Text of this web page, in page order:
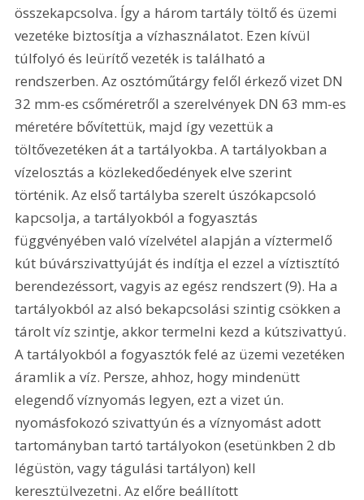
összekapcsolva. Így a három tartály töltő és üzemi
vezetéke biztosítja a vízhasználatot. Ezen kívül
túlfolyó és leürítő vezeték is található a
rendszerben. Az osztóműtárgy felől érkező vizet DN
32 mm-es csőméretről a szerelvények DN 63 mm-es
méretére bővítettük, majd így vezettük a
töltővezetéken át a tartályokba. A tartályokban a
vízelosztás a közlekedőedények elve szerint
történik. Az első tartályba szerelt úszókapcsoló
kapcsolja, a tartályokból a fogyasztás
függvényében való vízelvétel alapján a víztermelő
kút búvárszivattyúját és indítja el ezzel a víztisztító
berendezéssort, vagyis az egész rendszert (9). Ha a
tartályokból az alsó bekapcsolási szintig csökken a
tárolt víz szintje, akkor termelni kezd a kútszivattyú.
A tartályokból a fogyasztók felé az üzemi vezetéken
áramlik a víz. Persze, ahhoz, hogy mindenütt
elegendő víznyomás legyen, ezt a vizet ún.
nyomásfokozó szivattyún és a víznyomást adott
tartományban tartó tartályokon (esetünkben 2 db
légüstön, vagy tágulási tartályon) kell
keresztülvezetni. Az előre beállított